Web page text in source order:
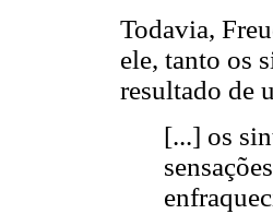
Todavia,
ele, tanto os
resultado de
[...] os